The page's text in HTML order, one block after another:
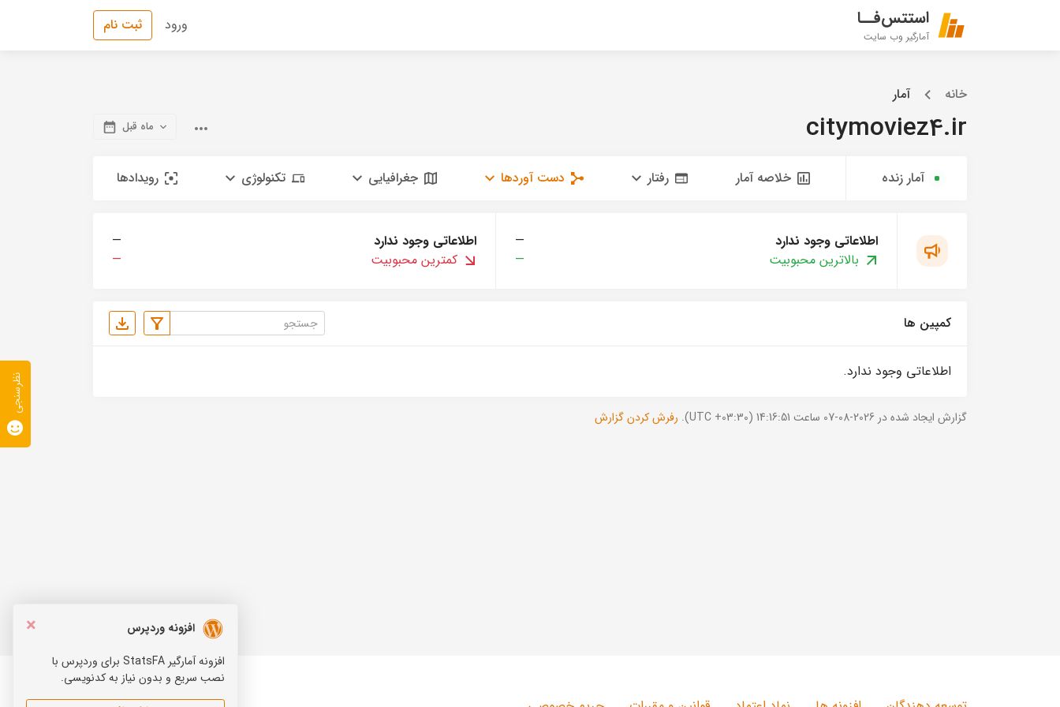
استتس‌فــا
آمارگیر وب سایت
ورود ثبت نام
خانه آمار
citymoviez4.ir ماه قبل
آمار زنده خلاصه آمار رفتار دست آوردها جغرافیایی تکنولوژی رویدادها
اطلاعاتی وجود ندارد
—
بالاترین محبوبیت
—
اطلاعاتی وجود ندارد
—
کمترین محبوبیت
—
کمپین ها
اطلاعاتی وجود ندارد.
گزارش ایجاد شده در 2026-08-07 ساعت 14:16:51 (UTC +03:30). رفرش کردن گزارش
×
افزونه وردپرس
افزونه آمارگیر StatsFA برای وردپرس با
نصب سریع و بدون نیاز به کدنویسی.
نظرسنجی